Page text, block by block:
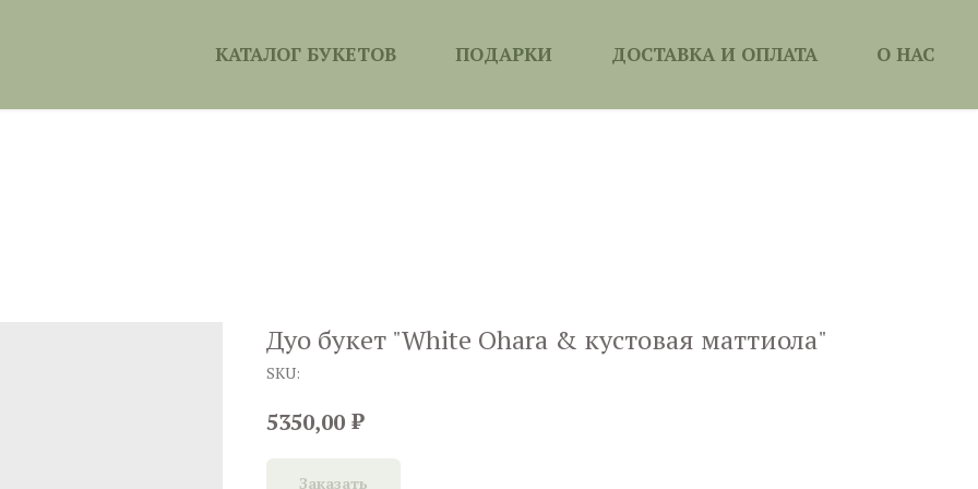
КАТАЛОГ БУКЕТОВ ПОДАРКИ ДОСТАВКА И ОПЛАТА О НАС
Дуо букет "White Ohara & кустовая маттиола"
SKU:
5350,00 ₽
Заказать